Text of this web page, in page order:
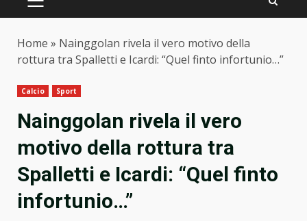
PRIMARY
Home » Nainggolan rivela il vero motivo della
rottura tra Spalletti e Icardi: “Quel finto infortunio…”
Calcio Sport
Nainggolan rivela il vero
motivo della rottura tra
Spalletti e Icardi: “Quel finto
infortunio…”